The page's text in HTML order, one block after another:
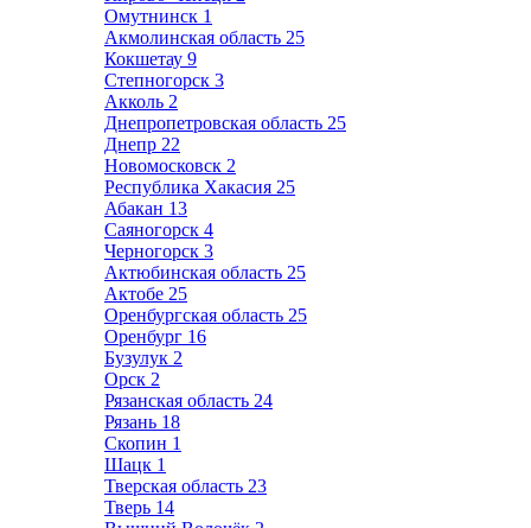
Омутнинск 1
Акмолинская область 25
Кокшетау 9
Степногорск 3
Акколь 2
Днепропетровская область 25
Днепр 22
Новомосковск 2
Республика Хакасия 25
Абакан 13
Саяногорск 4
Черногорск 3
Актюбинская область 25
Актобе 25
Оренбургская область 25
Оренбург 16
Бузулук 2
Орск 2
Рязанская область 24
Рязань 18
Скопин 1
Шацк 1
Тверская область 23
Тверь 14